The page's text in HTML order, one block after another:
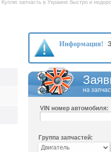
запчасть в Украине быстро и
Информация!
на
VIN номер автомобиля:
Группа запчастей: